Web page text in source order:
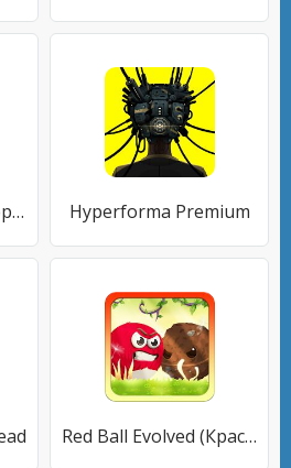
Pocket Game Developer Beta Hyperforma Premium
Red Ball Evolved (Красный шар)